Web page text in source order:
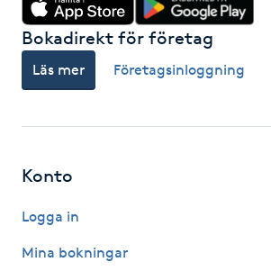
Nagelförlängning gelé
Nagelklippning
Nagelsvamp
Bokadirekt för företag
Läs mer Företagsinloggning
Konto
Logga in
Mina bokningar